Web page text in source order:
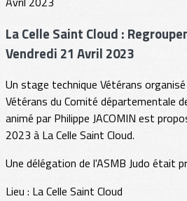
La Celle Saint Cloud :
Vendredi 21 Avril 2023
Un stage technique Vétérans
Vétérans du Comité départementale
animé par Philippe JACOMIN est
2023 à La Celle Saint Cloud.
Une délégation de l'ASMB Judo était
Lieu : La Celle Saint Cloud